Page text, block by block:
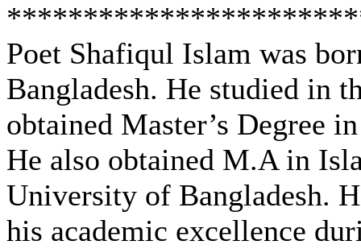
Poet Shafiqul Islam was
Bangladesh. He studied in
obtained Master’s Degree
He also obtained M.A in
University of Bangladesh.
his academic excellence